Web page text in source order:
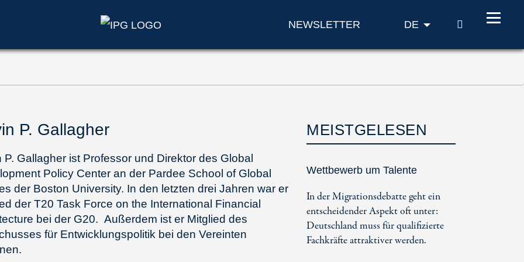
NEWSLETTER DE SUCHE
P. Gallagher
P. Gallagher ist Professor und Direktor des Global
Policy Center an der Pardee School of Global
der Boston University. In den letzten drei Jahren war er
der T20 Task Force on the International Financial
bei der G20. Außerdem ist er Mitglied des
für Entwicklungspolitik bei den Vereinten
MEISTGELESEN
Wettbewerb um Talente
In der Migrationsdebatte geht ein
entscheidender Aspekt oft unter:
Deutschland muss für qualifizierte
Fachkräfte attraktiver werden.